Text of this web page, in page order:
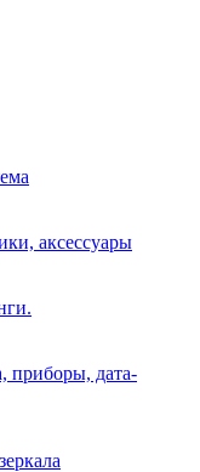
аксессуары
приборы, дата-